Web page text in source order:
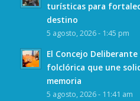
turísticas para
destino
5 agosto, 2026 - 1:45 pm
El Concejo
folclórica que une
memoria
5 agosto, 2026 - 11:41 am